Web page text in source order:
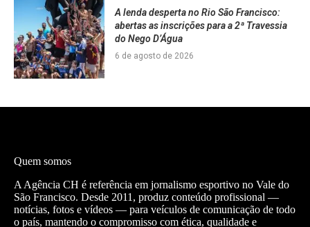
A lenda desperta no Rio São Francisco:
abertas as inscrições para a 2ª Travessia
do Nego D’Água
6 de agosto de 2026
Quem somos
A Agência CH é referência em jornalismo esportivo no Vale do
São Francisco. Desde 2011, produz conteúdo profissional —
notícias, fotos e vídeos — para veículos de comunicação de todo
o país, mantendo o compromisso com ética, qualidade e